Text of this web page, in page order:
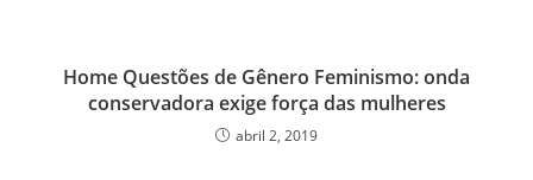
Home Questões de Gênero Feminismo: onda
conservadora exige força das mulheres
abril 2, 2019